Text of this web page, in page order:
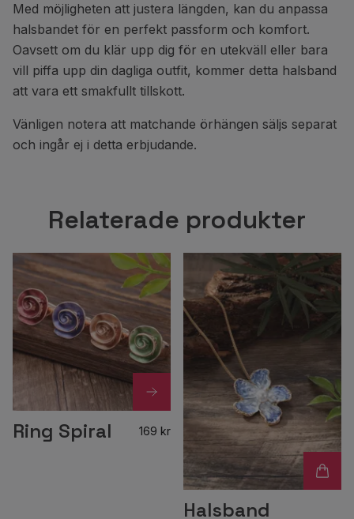
Med möjligheten att justera längden, kan du anpassa
halsbandet för en perfekt passform och komfort.
Oavsett om du klär upp dig för en utekväll eller bara
vill piffa upp din dagliga outfit, kommer detta halsband
att vara ett smakfullt tillskott.
Vänligen notera att matchande örhängen säljs separat
och ingår ej i detta erbjudande.
Relaterade produkter
Ring Spiral 169 kr
Halsband